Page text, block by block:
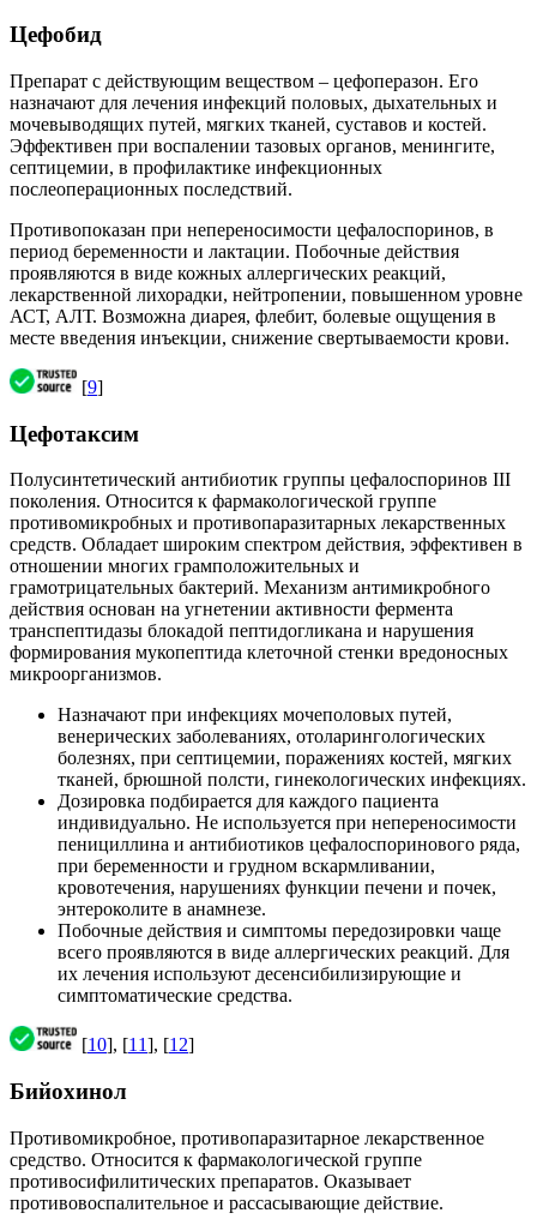
Цефобид
Препарат с действующим веществом – цефоперазон. Его
назначают для лечения инфекций половых, дыхательных и
мочевыводящих путей, мягких тканей, суставов и костей.
Эффективен при воспалении тазовых органов, менингите,
септицемии, в профилактике инфекционных
послеоперационных последствий.
Противопоказан при непереносимости цефалоспоринов, в
период беременности и лактации. Побочные действия
проявляются в виде кожных аллергических реакций,
лекарственной лихорадки, нейтропении, повышенном уровне
АСТ, АЛТ. Возможна диарея, флебит, болевые ощущения в
месте введения инъекции, снижение свертываемости крови.
[9]
Цефотаксим
Полусинтетический антибиотик группы цефалоспоринов III
поколения. Относится к фармакологической группе
противомикробных и противопаразитарных лекарственных
средств. Обладает широким спектром действия, эффективен в
отношении многих грамположительных и
грамотрицательных бактерий. Механизм антимикробного
действия основан на угнетении активности фермента
транспептидазы блокадой пептидогликана и нарушения
формирования мукопептида клеточной стенки вредоносных
микроорганизмов.
Назначают при инфекциях мочеполовых путей,
венерических заболеваниях, отоларингологических
болезнях, при септицемии, поражениях костей, мягких
тканей, брюшной полсти, гинекологических инфекциях.
Дозировка подбирается для каждого пациента
индивидуально. Не используется при непереносимости
пенициллина и антибиотиков цефалоспоринового ряда,
при беременности и грудном вскармливании,
кровотечения, нарушениях функции печени и почек,
энтероколите в анамнезе.
Побочные действия и симптомы передозировки чаще
всего проявляются в виде аллергических реакций. Для
их лечения используют десенсибилизирующие и
симптоматические средства.
[10], [11], [12]
Бийохинол
Противомикробное, противопаразитарное лекарственное
средство. Относится к фармакологической группе
противосифилитических препаратов. Оказывает
противовоспалительное и рассасывающие действие.